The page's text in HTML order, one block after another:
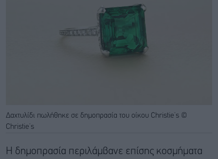
Δαχτυλίδι πωλήθηκε σε δημοπρασία του οίκου Christie’s ©
Christie’s
Η δημοπρασία περιλάμβανε επίσης κοσμήματα